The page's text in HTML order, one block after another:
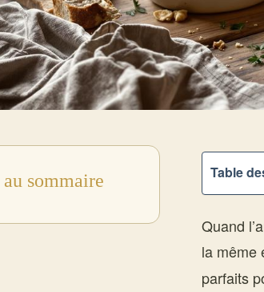
au sommaire Table
Quand
la même
parfaits